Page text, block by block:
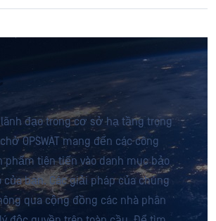
đạo trong cơ sở hạ tầng trọng
OPSWAT mang đến các công
phẩm tiên tiến vào danh mục bảo
của bạn. Các giải pháp của chúng
qua cộng đồng các nhà phân